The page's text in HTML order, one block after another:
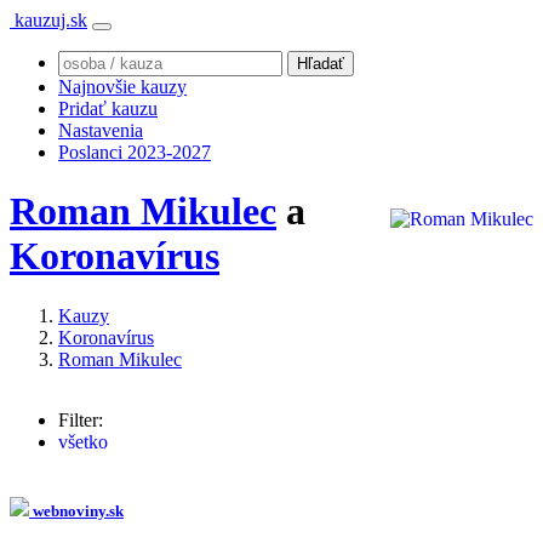
kauzuj.sk
Najnovšie kauzy
Pridať kauzu
Nastavenia
Poslanci 2023-2027
Roman Mikulec a
Koronavírus
Kauzy
Koronavírus
Roman Mikulec
Filter:
všetko
Richard Sulík
webnoviny.sk